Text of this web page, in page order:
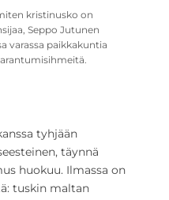
kristinusko on
Seppo Jutunen
varassa paikkakuntia
tyhjään
täynnä
huokuu. Ilmassa on
tuskin maltan